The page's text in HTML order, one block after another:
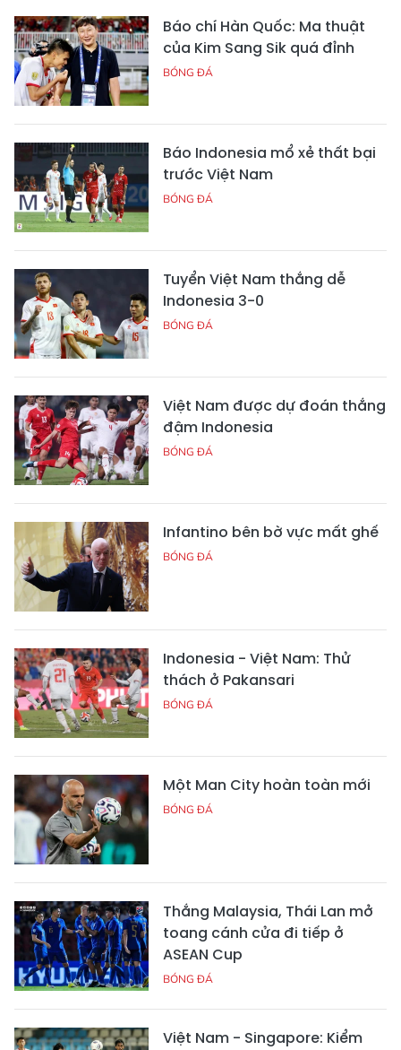
Báo chí Hàn Quốc: Ma thuật
của Kim Sang Sik quá đỉnh
BÓNG ĐÁ
Báo Indonesia mổ xẻ thất bại
trước Việt Nam
BÓNG ĐÁ
Tuyển Việt Nam thắng dễ
Indonesia 3-0
BÓNG ĐÁ
Việt Nam được dự đoán thắng
đậm Indonesia
BÓNG ĐÁ
Infantino bên bờ vực mất ghế
BÓNG ĐÁ
Indonesia - Việt Nam: Thử
thách ở Pakansari
BÓNG ĐÁ
Một Man City hoàn toàn mới
BÓNG ĐÁ
Thắng Malaysia, Thái Lan mở
toang cánh cửa đi tiếp ở
ASEAN Cup
BÓNG ĐÁ
Việt Nam - Singapore: Kiểm